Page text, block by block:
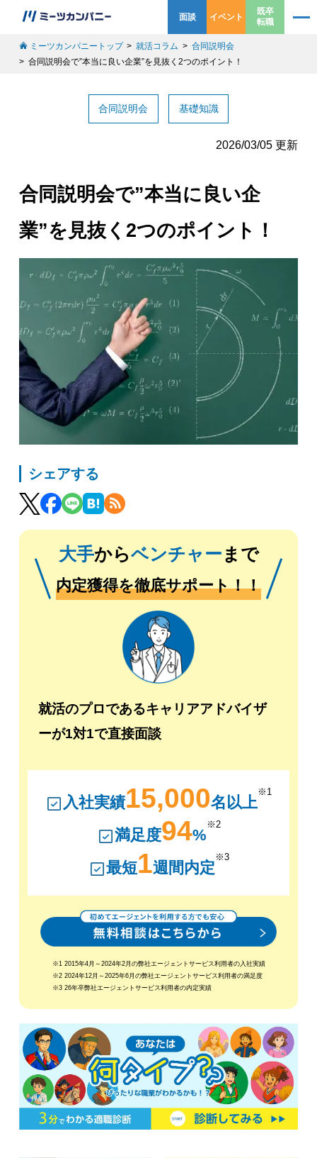
面談 イベント
既卒
転職
ミーツカンパニートップ 就活コラム
合同説明会
合同説明会で”本当に良い企業”を見抜く2つのポイント！
合同説明会 基礎知識
2026/03/05 更新
合同説明会で”本当に良い企
業”を見抜く2つのポイント！
シェアする
大手からベンチャー まで
内定獲得を徹底サポート！！
就活のプロであるキャリアアドバイザ
ーが1対1で直接面談
入社実績15,000名以上
※1
満足度94%
※2
最短1週間内定
※3
※1 2015年4月～2024年2月の弊社エージェントサービス利用者の入社実績
※2 2024年12月～2025年6月の弊社エージェントサービス利用者の満足度
※3 26年卒弊社エージェントサービス利用者の内定実績